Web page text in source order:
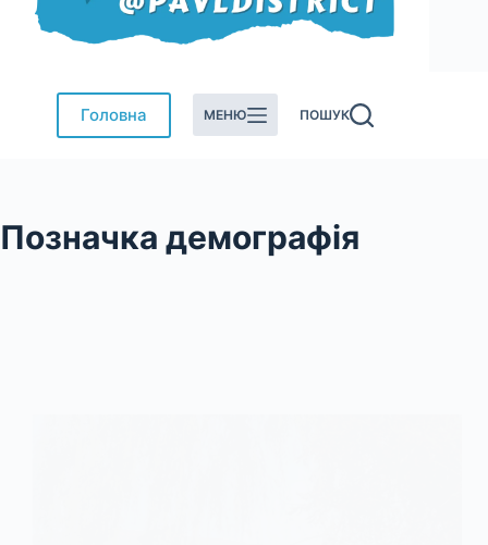
Головна МЕНЮ ПОШУК
Позначка демографія